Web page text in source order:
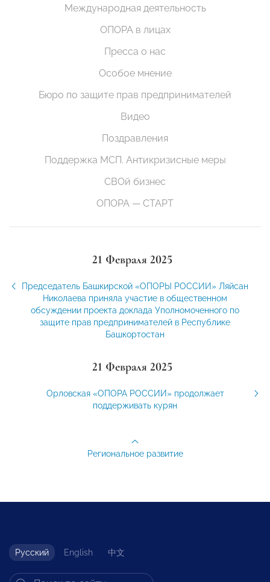
Международная деятельность
ОПОРА в лицах
Пресса о нас
Особое мнение
Бюро по защите прав предпринимателей
Видео
Поздравления
Поддержка МСП. Антикризисные меры
СВОй бизнес
ОПОРА — СТАРТ
21 Февраля 2025
Председатель Башкирской «ОПОРЫ РОССИИ» Ляйсан
Николаева приняла участие в общественном
обсуждении проекта доклада Уполномоченного по
защите прав предпринимателей в Республике
Башкортостан
21 Февраля 2025
Орловская «ОПОРА РОССИИ» продолжает
поддерживать курян
Региональное развитие
Русский English 中文